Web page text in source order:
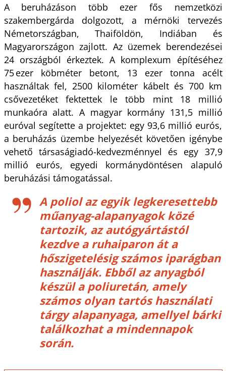
A beruházáson több ezer fős nemzetközi
szakembergárda dolgozott, a mérnöki tervezés
Németországban, Thaiföldön, Indiában és
Magyarországon zajlott. Az üzemek berendezései
24 országból érkeztek. A komplexum építéséhez
75 ezer köbméter betont,
13 ezertonna acélt
használtak fel, 2500 kilométer kábelt és 700 km
csővezetéket fektettek le több mint 18 millió
munkaóra alatt. A magyar kormány 131,5 millió
euróval segítette a projektet: egy 93,6 millió eurós,
a beruházás üzembe helyezését követően igénybe
vehető társaságiadó-kedvezménnyel és egy 37,9
millió eurós, egyedi kormánydöntésen alapuló
beruházási támogatással.
A poliol az egyik legkeresettebb
műanyag-alapanyagok közé
tartozik, az autógyártástól
kezdve a ruhaiparon át a
hőszigetelésig számos iparágban
használják. Ebből az anyagból
készül a poliuretán, amely
számos olyan tartós használati
tárgy alapanyaga, amellyel bárki
találkozhat a mindennapok
során.